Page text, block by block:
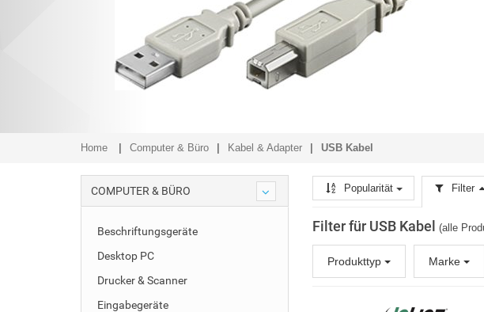
Home Computer & Büro Kabel & Adapter USB Kabel
COMPUTER & BÜRO
Beschriftungsgeräte
Desktop PC
Drucker & Scanner
Eingabegeräte
Popularität Filter
Filter für USB Kabel (alle
Produkttyp Marke